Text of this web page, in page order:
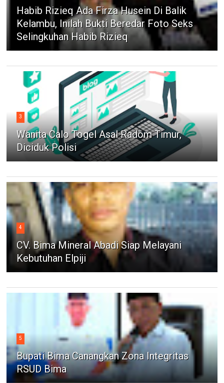
Habib Rizieq Ada Firza Husein Di Balik
Kelambu, Inilah Bukti Beredar Foto Seks
Selingkuhan Habib Rizieq
3
Wanita Calo Togel Asal Radom Timur,
Diciduk Polisi
4
CV. Bima Mineral Abadi Siap Melayani
Kebutuhan Elpiji
5
Bupati Bima Canangkan Zona Integritas
RSUD Bima